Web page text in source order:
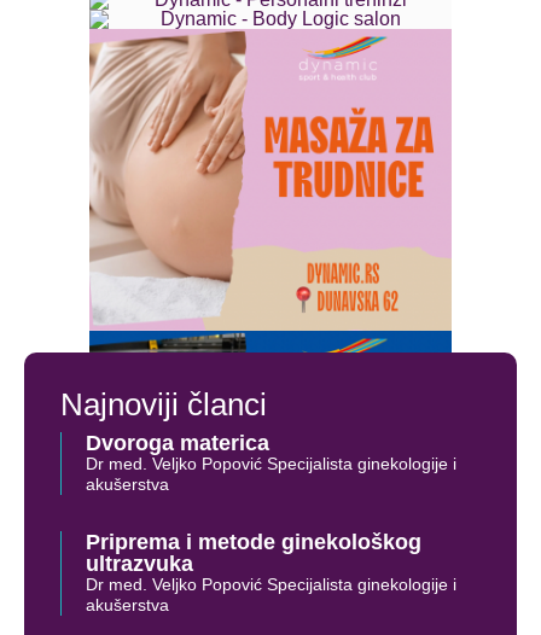
Najnoviji članci
Dvoroga materica
Dr med. Veljko Popović Specijalista ginekologije i
akušerstva
Priprema i metode ginekološkog
ultrazvuka
Dr med. Veljko Popović Specijalista ginekologije i
akušerstva